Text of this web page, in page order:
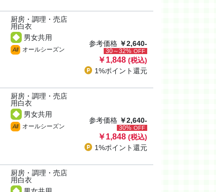
厨房・調理・売店
用白衣
男女共用
All オールシーズン
参考価格 ￥2,640-
30～32% OFF
￥1,848 (税込)
1%ポイント還元
厨房・調理・売店
用白衣
男女共用
All オールシーズン
参考価格 ￥2,640-
30% OFF
￥1,848 (税込)
1%ポイント還元
厨房・調理・売店
用白衣